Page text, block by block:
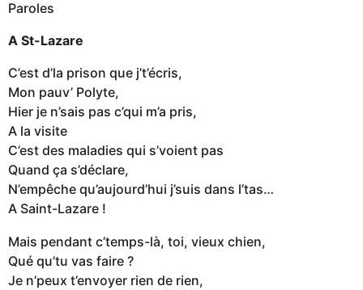
Paroles
A St-Lazare
C’est d’la prison que j’t’écris,
Mon pauv’ Polyte,
Hier je n’sais pas c’qui m’a pris,
A la visite
C’est des maladies qui s’voient pas
Quand ça s’déclare,
N’empêche qu’aujourd’hui j’suis dans l’tas…
A Saint-Lazare !
Mais pendant c’temps-là, toi, vieux chien,
Qué qu’tu vas faire ?
Je n’peux t’envoyer rien de rien,